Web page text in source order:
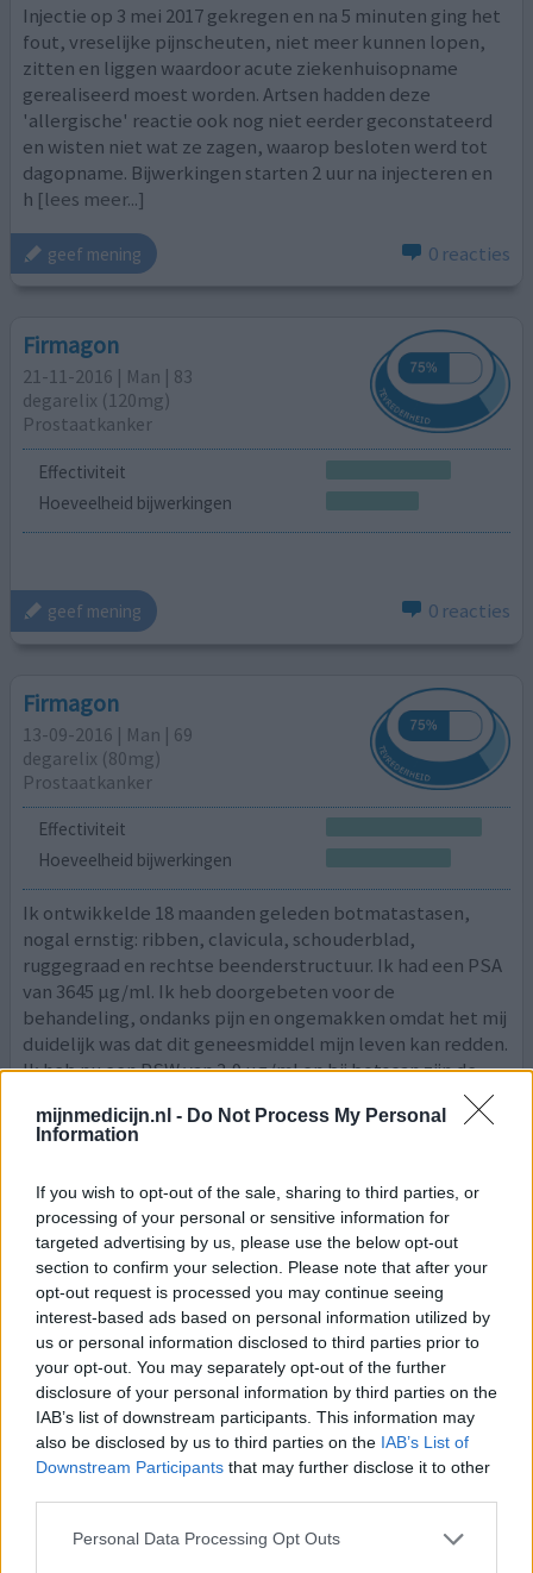
mijnmedicijn.nl - Do Not Process My Personal
Information
If you wish to opt-out of the sale, sharing to third parties, or
processing of your personal or sensitive information for
targeted advertising by us, please use the below opt-out
section to confirm your selection. Please note that after your
opt-out request is processed you may continue seeing
interest-based ads based on personal information utilized by
us or personal information disclosed to third parties prior to
your opt-out. You may separately opt-out of the further
disclosure of your personal information by third parties on the
IAB’s list of downstream participants. This information may
also be disclosed by us to third parties on the IAB’s List of
Downstream Participants that may further disclose it to other
Personal Data Processing Opt Outs
Injectie op 3 mei 2017 gekregen en na 5 minuten ging het
fout, vreselijke pijnscheuten, niet meer kunnen lopen,
zitten en liggen waardoor acute ziekenhuisopname
gerealiseerd moest worden. Artsen hadden deze
'allergische' reactie ook nog niet eerder geconstateerd
en wisten niet wat ze zagen, waarop besloten werd tot
dagopname. Bijwerkingen starten 2 uur na injecteren en
h [lees meer...]
geef mening 0 reacties
Firmagon
21-11-2016 | Man | 83
degarelix (120mg)
Prostaatkanker
Effectiviteit
Hoeveelheid bijwerkingen
geef mening 0 reacties
Firmagon
13-09-2016 | Man | 69
degarelix (80mg)
Prostaatkanker
Effectiviteit
Hoeveelheid bijwerkingen
Ik ontwikkelde 18 maanden geleden botmatastasen,
nogal ernstig: ribben, clavicula, schouderblad,
ruggegraad en rechtse beenderstructuur. Ik had een PSA
van 3645 µg/ml. Ik heb doorgebeten voor de
behandeling, ondanks pijn en ongemakken omdat het mij
duidelijk was dat dit geneesmiddel mijn leven kan redden.
Ik heb nu een PSW van 3,9 µg/ml en bij botscan zijn de
Firmagon
05-06-2015 | Man | 71
degarelix (80mg)
Prostaatkanker
Effectiviteit
Hoeveelheid bijwerkingen
In combinatie met bestralingen maandelijks firmagon
(degarelix) injectie. De bijwerkingen, zeer pijnlijk op
injectieplaats (buik), opvliegers, impotent,
hartritmestoring gekregen. Na 2 jaar gestopt vanwege